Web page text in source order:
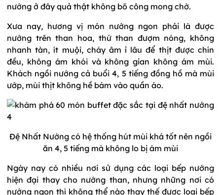
nướng ở đây quả thật không bõ công mong chờ.
Xưa nay, hương vị món nướng ngon phải là được
nướng trên than hoa, thứ than đượm nóng, không
nhanh tàn, ít muội, cháy âm ỉ lâu để thịt được chín
đều, không ám khói và không gian không ám mùi.
Khách ngồi nướng cả buổi 4, 5 tiếng đồng hồ mà mùi
ướp, mùi thịt không hề bám vào quần áo.
Đệ Nhất Nướng có hệ thống hút mùi khá tốt nên ngồi
ăn 4, 5 tiếng mà không lo bị ám mùi
Ngày nay có nhiều nơi sử dụng các loại bếp nướng
hiện đại thay cho nướng than, nhưng những nơi có
nướng ngon thì không thể nào thay thế được loại bếp